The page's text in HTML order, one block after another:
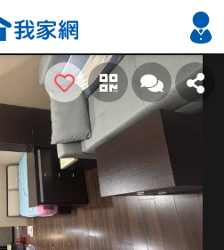
搜尋
熱門關鍵字
2026 新北降價好屋限量釋出
2026 台南降價好屋限量釋出